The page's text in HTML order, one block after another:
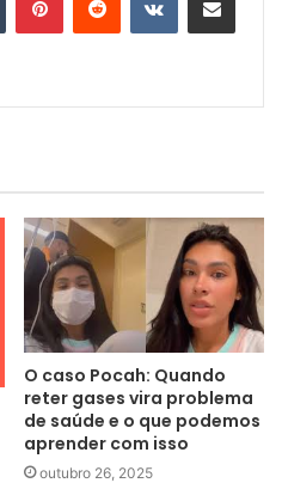
O caso Pocah: Quando
reter gases vira problema
de saúde e o que podemos
aprender com isso
outubro 26, 2025